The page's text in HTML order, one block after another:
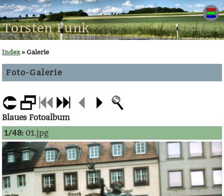
Torsten Funk
Index» Galerie
Foto-Galerie
Blaues Fotoalbum
1/48: 01.jpg